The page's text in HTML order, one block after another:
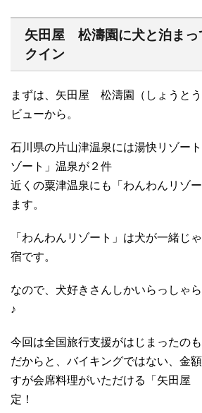
矢田屋 松濤園に犬と泊まっ
クイン
まずは、矢田屋 松濤園（しょうと
ビューから。
石川県の片山津温泉には湯快リゾー
ゾート」温泉が２件
近くの粟津温泉にも「わんわんリゾ
ます。
「わんわんリゾート」は犬が一緒じ
宿です。
なので、犬好きさんしかいらっしゃ
♪
今回は全国旅行支援がはじまったの
だからと、バイキングではない、金
すが会席料理がいただける「矢田屋
定！